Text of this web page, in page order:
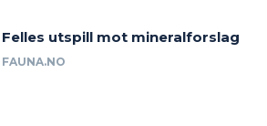
Felles utspill mot mineralforslag
FAUNA.NO